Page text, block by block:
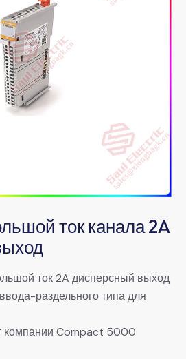
ток канала 2A
ток 2A дисперсный выход
раздельного типа для
компании Compact 5000